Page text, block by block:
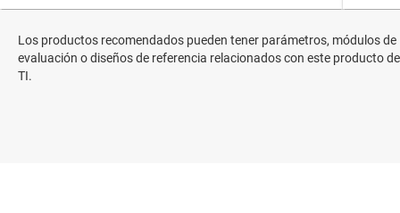
Los productos recomendados pueden tener parámetros, módulos de
evaluación o diseños de referencia relacionados con este producto de
TI.